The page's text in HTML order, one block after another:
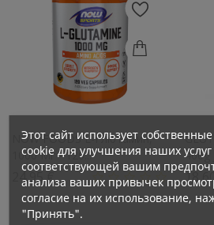
NOW FOODS L-Глютамин,
1000 Мг - 120...
24,95 €Цена
400g
Этот сайт использует
cookie для улучшения наших
соответствующей вашим
анализа ваших привычек
согласие на их использование,
"Принять".